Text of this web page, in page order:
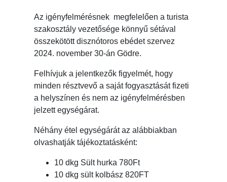
Az igényfelmérésnek megfelelően a turista
szakosztály vezetősége könnyű sétával
összekötött disznótoros ebédet szervez
2024. november 30-án Gödre.
Felhívjuk a jelentkezők figyelmét, hogy
minden résztvevő a saját fogyasztását fizeti
a helyszínen és nem az igényfelmérésben
jelzett egységárat.
Néhány étel egységárát az alábbiakban
olvashatják tájékoztatásként:
10 dkg Sült hurka 780Ft
10 dkg sült kolbász 820FT